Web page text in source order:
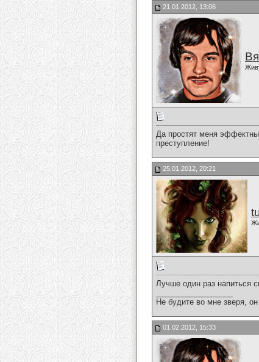
21.01.2012, 13:06
Да простят меня
преступление!
25.01.2012, 20:21
Лучше один раз напиться
Не будите во мне зверя,
01.02.2012, 15:33